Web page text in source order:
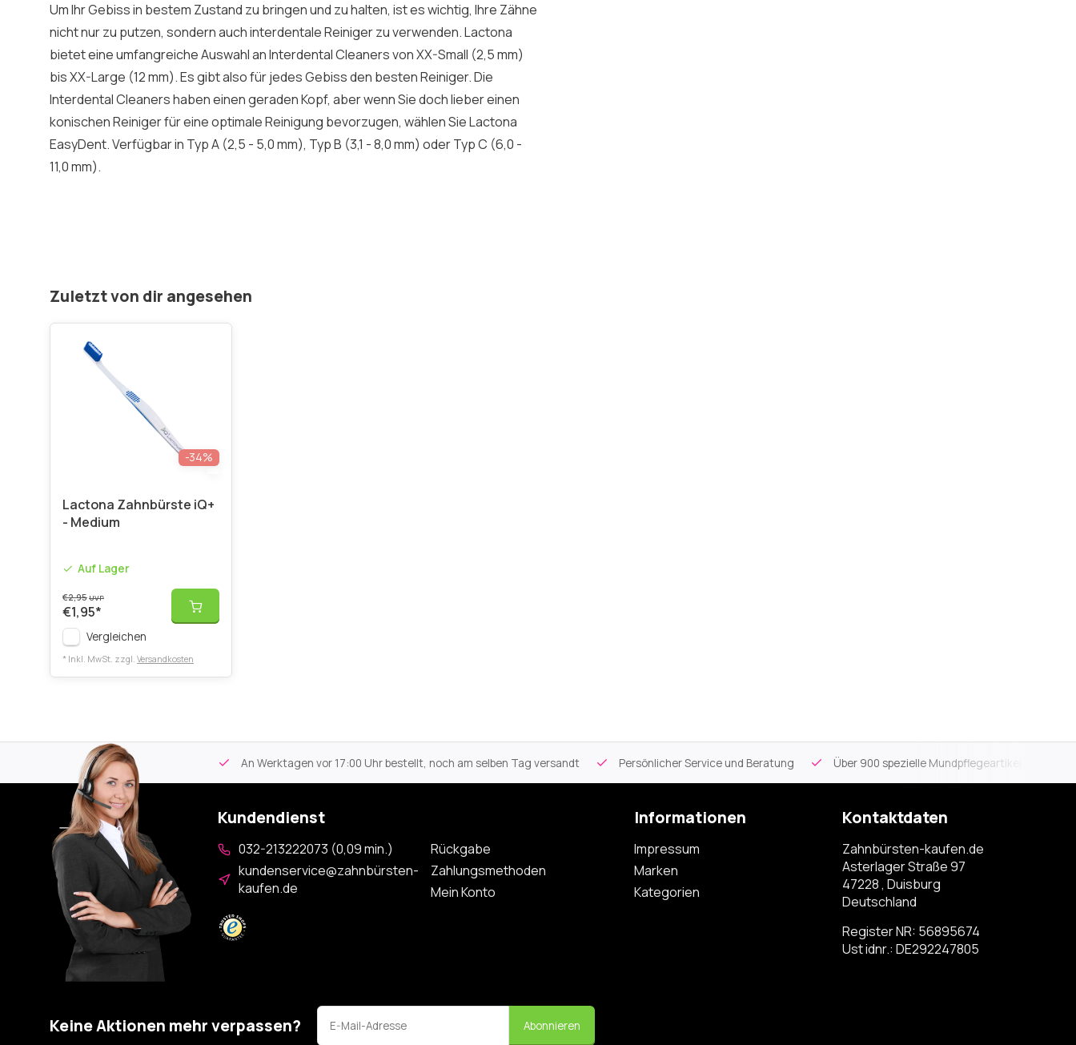
Um Ihr Gebiss in bestem Zustand zu bringen und zu halten, ist es wichtig, Ihre Zähne
nicht nur zu putzen, sondern auch interdentale Reiniger zu verwenden. Lactona
bietet eine umfangreiche Auswahl an Interdental Cleaners von XX-Small (2,5 mm)
bis XX-Large (12 mm). Es gibt also für jedes Gebiss den besten Reiniger. Die
Interdental Cleaners haben einen geraden Kopf, aber wenn Sie doch lieber einen
konischen Reiniger für eine optimale Reinigung bevorzugen, wählen Sie Lactona
EasyDent. Verfügbar in Typ A (2,5 - 5,0 mm), Typ B (3,1 - 8,0 mm) oder Typ C (6,0 -
11,0 mm).
Zuletzt von dir angesehen
-34%
Lactona Zahnbürste iQ+
- Medium
Auf Lager
€2,95UVP
€1,95*
Vergleichen
* Inkl. MwSt. zzgl. Versandkosten
Kostenloser Versand An Werktagen vor 17:00 Uhr bestellt, noch am selben Tag versandt Persönlicher Service und Beratung Über 900 spezielle Mundpflegeartikel
Kundendienst
032-213222073 (0,09 min.)
kundenservice@zahnbürsten-
kaufen.de
Rückgabe
Zahlungsmethoden
Mein Konto
Informationen
Impressum
Marken
Kategorien
Kontaktdaten
Zahnbürsten-kaufen.de
Asterlager Straße 97
47228 , Duisburg
Deutschland
Register NR: 56895674
Ust idnr.: DE292247805
Keine Aktionen mehr verpassen? Abonnieren